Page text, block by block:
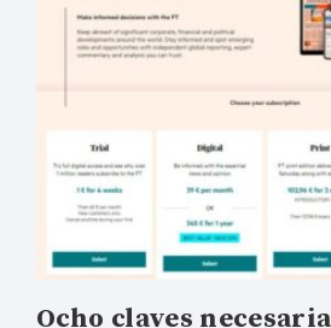
Ocho claves